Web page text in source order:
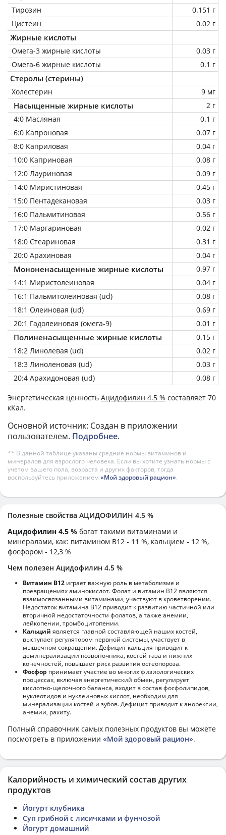
Тирозин
0.151 г
Цистеин
0.02 г
Жирные кислоты
Омега-3 жирные кислоты
0.03 г
Омега-6 жирные кислоты
0.1 г
Стеролы (стерины)
Холестерин 9 мг
Насыщенные жирные кислоты
2 г
4:0 Масляная
0.1 г
6:0 Капроновая
0.07 г
8:0 Каприловая
0.04 г
10:0 Каприновая
0.08 г
12:0 Лауриновая
0.09 г
14:0 Миристиновая
0.45 г
15:0 Пентадекановая
0.03 г
16:0 Пальмитиновая
0.56 г
17:0 Маргариновая
0.02 г
18:0 Стеариновая
0.31 г
20:0 Арахиновая
0.04 г
Мононенасыщенные жирные кислоты
0.97 г
14:1 Миристолеиновая
0.04 г
16:1 Пальмитолеиновая (ud)
0.08 г
18:1 Олеиновая (ud)
0.69 г
20:1 Гадолеиновая (омега-9)
0.01 г
Полиненасыщенные жирные кислоты
0.15 г
18:2 Линолевая (ud)
0.02 г
18:3 Линоленовая (ud)
0.03 г
20:4 Арахидоновая (ud)
0.08 г
Энергетическая ценность Ацидофилин 4.5 % составляет 70
кКал.
Основной источник: Создан в приложении
пользователем. Подробнее.
** В данной таблице указаны средние нормы витаминов и
минералов для взрослого человека. Если вы хотите узнать нормы с
учетом вашего пола, возраста и других факторов, тогда
воспользуйтесь приложением «Мой здоровый рацион».
Полезные свойства АЦИДОФИЛИН 4.5 %
Ацидофилин 4.5 % богат такими витаминами и
минералами, как: витамином B12 - 11 %, кальцием - 12 %,
фосфором - 12,3 %
Чем полезен Ацидофилин 4.5 %
Витамин В12 играет важную роль в метаболизме и
превращениях аминокислот. Фолат и витамин В12 являются
взаимосвязанными витаминами, участвуют в кроветворении.
Недостаток витамина В12 приводит к развитию частичной или
вторичной недостаточности фолатов, а также анемии,
лейкопении, тромбоцитопении.
Кальций является главной составляющей наших костей,
выступает регулятором нервной системы, участвует в
мышечном сокращении. Дефицит кальция приводит к
деминерализации позвоночника, костей таза и нижних
конечностей, повышает риск развития остеопороза.
Фосфор принимает участие во многих физиологических
процессах, включая энергетический обмен, регулирует
кислотно-щелочного баланса, входит в состав фосфолипидов,
нуклеотидов и нуклеиновых кислот, необходим для
минерализации костей и зубов. Дефицит приводит к анорексии,
анемии, рахиту.
Полный справочник самых полезных продуктов вы можете
посмотреть в приложении «Мой здоровый рацион».
Калорийность и химический состав других
продуктов
Йогурт клубника
Суп грибной с лисичками и фунчозой
Йогурт домашний